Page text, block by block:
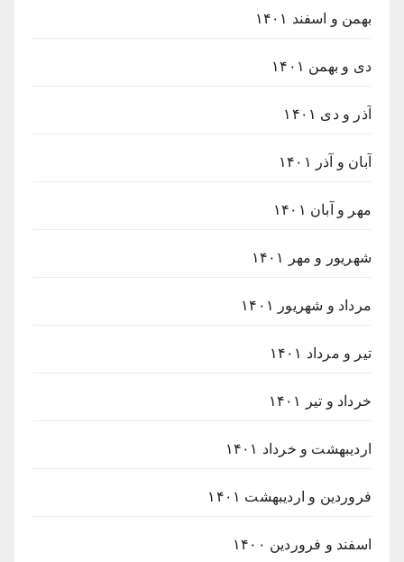
بهمن و اسفند ۱۴۰۱
دی و بهمن ۱۴۰۱
آذر و دی ۱۴۰۱
آبان و آذر ۱۴۰۱
مهر و آبان ۱۴۰۱
شهریور و مهر ۱۴۰۱
مرداد و شهریور ۱۴۰۱
تیر و مرداد ۱۴۰۱
خرداد و تیر ۱۴۰۱
اردیبهشت و خرداد ۱۴۰۱
فروردین و اردیبهشت ۱۴۰۱
اسفند و فروردین ۱۴۰۰